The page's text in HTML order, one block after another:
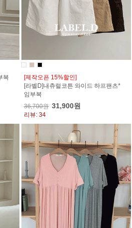
복
[제작오픈 15%할인]
[라벨D]내츄럴코튼 와이드 하프팬츠*
임부복
36,700원 31,900원
리뷰: 34